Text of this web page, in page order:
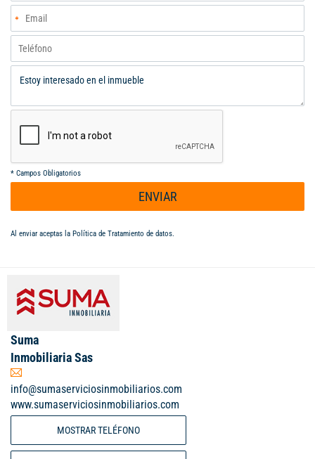
* Campos Obligatorios
ENVIAR
Al enviar aceptas la Política de Tratamiento de datos.
Suma
Inmobiliaria Sas
info@sumaserviciosinmobiliarios.com
www.sumaserviciosinmobiliarios.com
MOSTRAR TELÉFONO